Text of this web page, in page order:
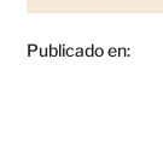
Publicado en: